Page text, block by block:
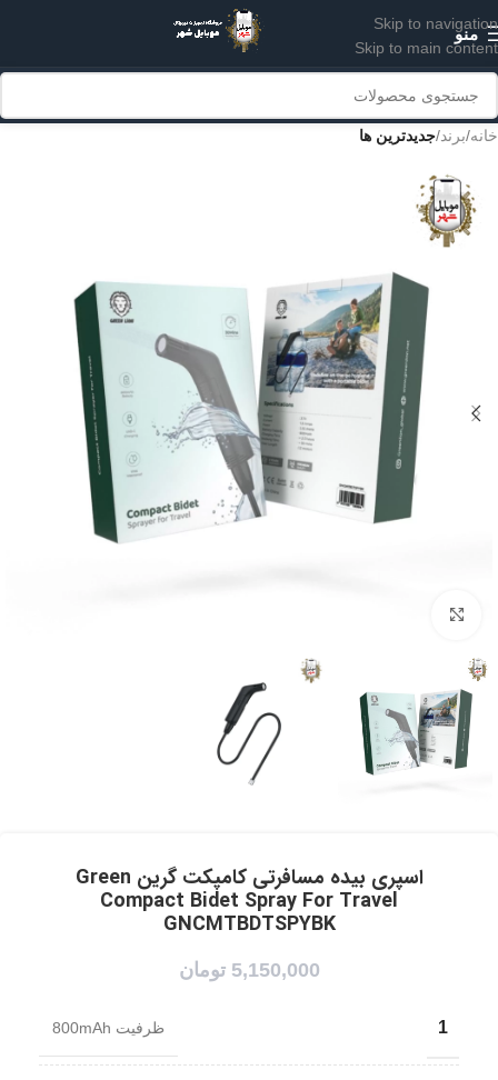
Skip to navigation
Skip to main content
منو
خانه برند جدیدترین ها
اسپری بیده مسافرتی کامپکت گرین Green
Compact Bidet Spray For Travel
GNCMTBDTSPYBK
5,150,000 تومان
1 ظرفیت 800mAh